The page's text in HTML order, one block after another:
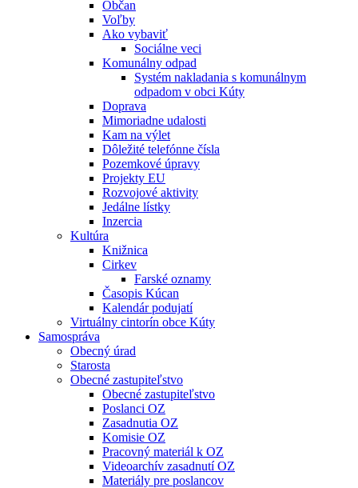
Občan
Voľby
Ako vybaviť
Sociálne veci
Komunálny odpad
Systém nakladania s komunálnym
odpadom v obci Kúty
Doprava
Mimoriadne udalosti
Kam na výlet
Dôležité telefónne čísla
Pozemkové úpravy
Projekty EU
Rozvojové aktivity
Jedálne lístky
Inzercia
Kultúra
Knižnica
Cirkev
Farské oznamy
Časopis Kúcan
Kalendár podujatí
Virtuálny cintorín obce Kúty
Samospráva
Obecný úrad
Starosta
Obecné zastupiteľstvo
Obecné zastupiteľstvo
Poslanci OZ
Zasadnutia OZ
Komisie OZ
Pracovný materiál k OZ
Videoarchív zasadnutí OZ
Materiály pre poslancov